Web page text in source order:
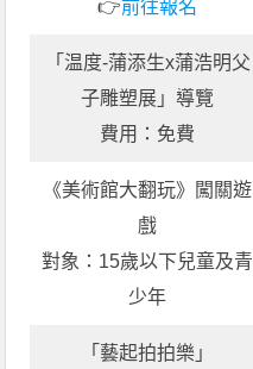
👉前往報名
「温度-蒲添生x蒲浩明父
子雕塑展」導覽
費用：免費
《美術館大翻玩》闖關遊
戲
對象：15歲以下兒童及青
少年
「藝起拍拍樂」